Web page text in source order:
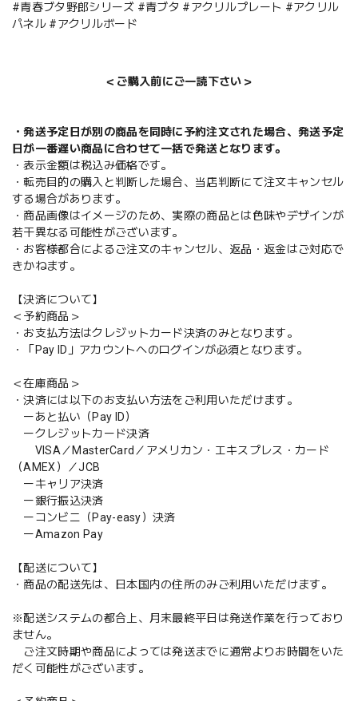
#青春ブタ野郎シリーズ #青ブタ #アクリルプレート #アクリル
パネル #アクリルボード
＜ご購入前にご一読下さい＞
・発送予定日が別の商品を同時に予約注文された場合、発送予定
日が一番遅い商品に合わせて一括で発送となります。
・表示金額は税込み価格です。
・転売目的の購入と判断した場合、当店判断にて注文キャンセル
する場合があります。
・商品画像はイメージのため、実際の商品とは色味やデザインが
若干異なる可能性がございます。
・お客様都合によるご注文のキャンセル、返品・返金はご対応で
きかねます。
【決済について】
＜予約商品＞
・お支払方法はクレジットカード決済のみとなります。
・「Pay ID」アカウントへのログインが必須となります。
＜在庫商品＞
・決済には以下のお支払い方法をご利用いただけます。
ーあと払い（Pay ID）
ークレジットカード決済
VISA／MasterCard／アメリカン・エキスプレス・カード
（AMEX）／JCB
ーキャリア決済
ー銀行振込決済
ーコンビニ（Pay-easy）決済
ーAmazon Pay
【配送について】
・商品の配送先は、日本国内の住所のみご利用いただけます。
※配送システムの都合上、月末最終平日は発送作業を行っており
ません。
ご注文時期や商品によっては発送までに通常よりお時間をいた
だく可能性がございます。